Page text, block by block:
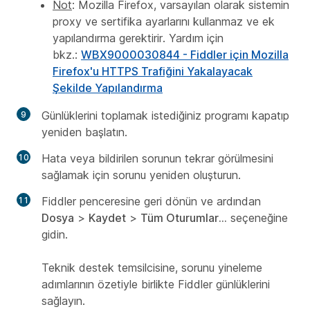
Not: Mozilla Firefox, varsayılan olarak sistemin
proxy ve sertifika ayarlarını kullanmaz ve ek
yapılandırma gerektirir. Yardım için
bkz.: WBX9000030844 - Fiddler için Mozilla
Firefox'u HTTPS Trafiğini Yakalayacak
Şekilde Yapılandırma
Günlüklerini toplamak istediğiniz programı kapatıp
yeniden başlatın.
Hata veya bildirilen sorunun tekrar görülmesini
sağlamak için sorunu yeniden oluşturun.
Fiddler penceresine geri dönün ve ardından
Dosya > Kaydet > Tüm Oturumlar... seçeneğine
gidin.
Teknik destek temsilcisine, sorunu yineleme
adımlarının özetiyle birlikte Fiddler günlüklerini
sağlayın.